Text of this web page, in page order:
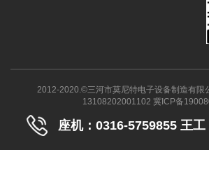
2012-2020.©三河市莫尼特电子设备制造有限
13108202001102 冀ICP备
座机：0316-5759855 王